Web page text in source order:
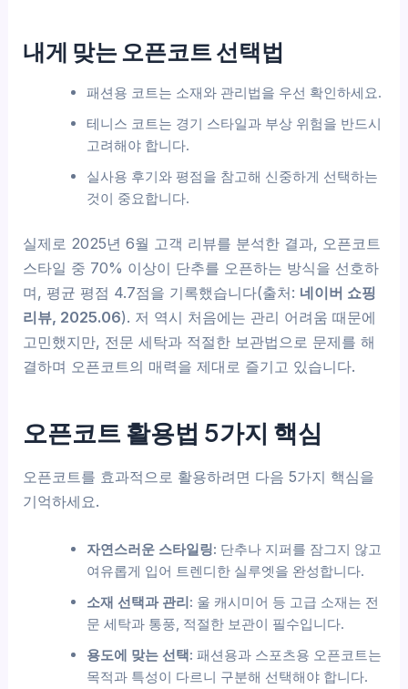
내게 맞는 오픈코트 선택법
패션용 코트는 소재와 관리법을 우선 확인하세요.
테니스 코트는 경기 스타일과 부상 위험을 반드시
고려해야 합니다.
실사용 후기와 평점을 참고해 신중하게 선택하는
것이 중요합니다.
실제로 2025년 6월 고객 리뷰를 분석한 결과, 오픈코트
스타일 중 70% 이상이 단추를 오픈하는 방식을 선호하
며, 평균 평점 4.7점을 기록했습니다(출처: 네이버 쇼핑
리뷰, 2025.06). 저 역시 처음에는 관리 어려움 때문에
고민했지만, 전문 세탁과 적절한 보관법으로 문제를 해
결하며 오픈코트의 매력을 제대로 즐기고 있습니다.
오픈코트 활용법 5가지 핵심
오픈코트를 효과적으로 활용하려면 다음 5가지 핵심을
기억하세요.
자연스러운 스타일링: 단추나 지퍼를 잠그지 않고
여유롭게 입어 트렌디한 실루엣을 완성합니다.
소재 선택과 관리: 울 캐시미어 등 고급 소재는 전
문 세탁과 통풍, 적절한 보관이 필수입니다.
용도에 맞는 선택: 패션용과 스포츠용 오픈코트는
목적과 특성이 다르니 구분해 선택해야 합니다.